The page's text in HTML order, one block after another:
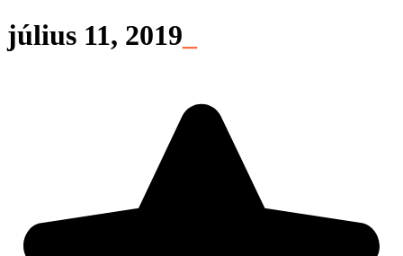
július 11, 2019